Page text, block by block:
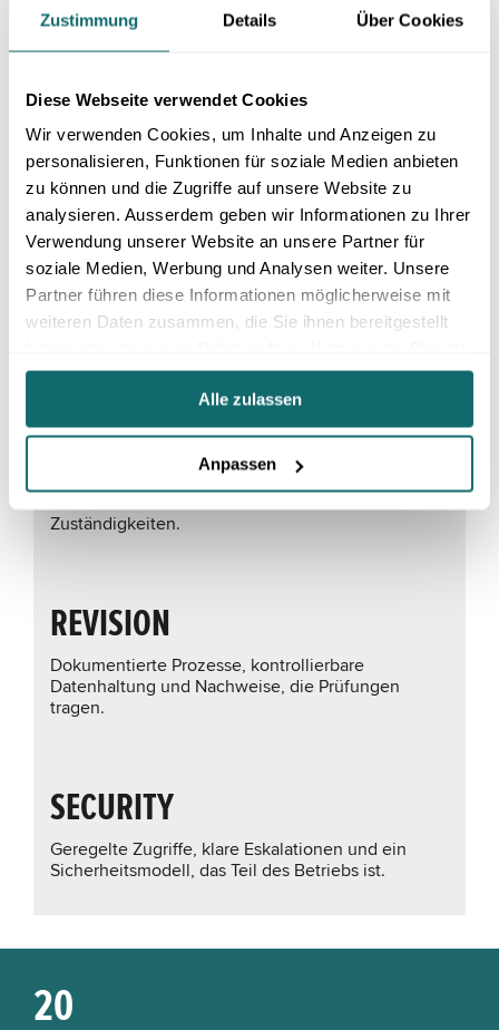
Zustimmung Details Über Cookies
Diese Webseite verwendet Cookies
Wir verwenden Cookies, um Inhalte und Anzeigen zu
personalisieren, Funktionen für soziale Medien anbieten
zu können und die Zugriffe auf unsere Website zu
analysieren. Ausserdem geben wir Informationen zu Ihrer
Verwendung unserer Website an unsere Partner für
soziale Medien, Werbung und Analysen weiter. Unsere
Partner führen diese Informationen möglicherweise mit
weiteren Daten zusammen, die Sie ihnen bereitgestellt
gesammelt haben.
Alle zulassen
Anpassen
Eine Verantwortung, kein Zuständigkeits-
Pingpong.
Was für deine Rolle zählt
CIO
Klare Verantwortung, direkter Durchgriff, stabile
Verfügbarkeit – und ein Partner, der SAP im
Unternehmenskontext versteht.
CFO
Zuständigkeiten.
REVISION
Dokumentierte Prozesse, kontrollierbare
Datenhaltung und Nachweise, die Prüfungen
tragen.
SECURITY
Geregelte Zugriffe, klare Eskalationen und ein
Sicherheitsmodell, das Teil des Betriebs ist.
20